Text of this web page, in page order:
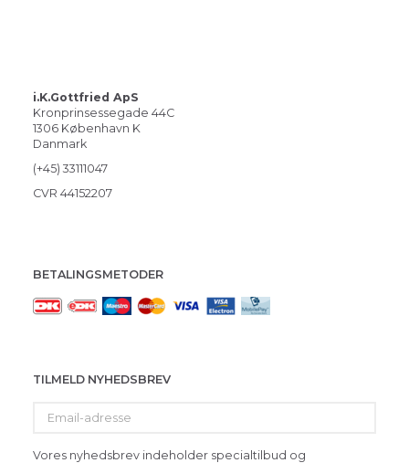
i.K.Gottfried ApS
Kronprinsessegade 44C
1306 København K
Danmark
(+45) 33111047
CVR 44152207
BETALINGSMETODER
TILMELD NYHEDSBREV
adresse
Vores nyhedsbrev indeholder specialtilbud og